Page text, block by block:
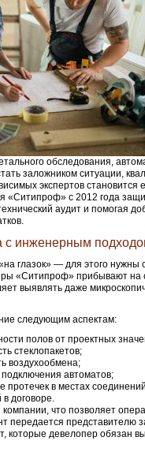
обследования,
заложником ситуации,
экспертов становится
«Ситипроф» с 2012 года
аудит и помогая
с инженерным
глазок» — для этого нужны
«Ситипроф» прибывают на
выявлять даже
следующим аспектам:
полов от проектных
стеклопакетов;
воздухообмена;
автоматов;
протечек в местах
договоре.
что позволяет
передается представителю
которые девелопер обязан